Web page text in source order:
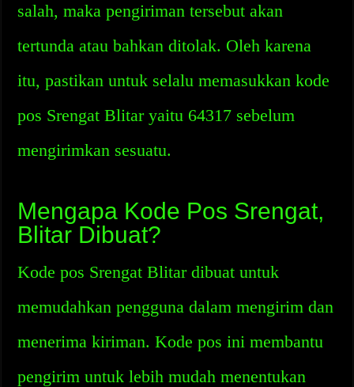
salah, maka pengiriman tersebut akan
tertunda atau bahkan ditolak. Oleh karena
itu, pastikan untuk selalu memasukkan kode
pos Srengat Blitar yaitu 64317 sebelum
mengirimkan sesuatu.
Mengapa Kode Pos Srengat,
Blitar Dibuat?
Kode pos Srengat Blitar dibuat untuk
memudahkan pengguna dalam mengirim dan
menerima kiriman. Kode pos ini membantu
pengirim untuk lebih mudah menentukan